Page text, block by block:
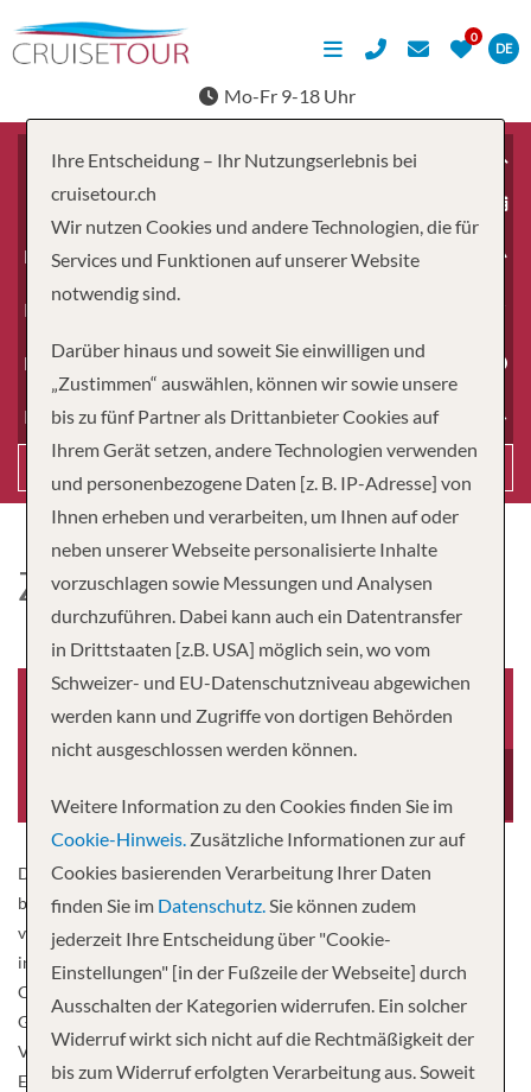
DE
Mo-Fr 9-18 Uhr
Erwachsene
Kinder
Dauer
Reiseart
ZAANDAM
Baujahr
Besatzung
Die elegante Zaandam bietet mehr Raum für maximalen Komfort
bei einer geringeren Passagierzahl. Ihre Inneneinrichtung wurde
von Musik und den fließenden Kurven der Musikinstrumente
inspiriert, darunter signierte Gitarren von Queen, Iggy Pop, Eric
Clapton und den Rolling Stones sowie eine barocke Orgel.
Genießen Sie an Bord regionale Kochvorführungen und
Verkostungen von Speisen und Weinen mit EXC Port to Table.
Erholen Sie sich im Greenhouse Spa & Salon. Freuen Sie sich über
Ihre Entscheidung – Ihr Nutzungserlebnis bei
cruisetour.ch
Wir nutzen Cookies und andere Technologien, die für
Services und Funktionen auf unserer Website
notwendig sind.
Darüber hinaus und soweit Sie einwilligen und
„Zustimmen“ auswählen, können wir sowie unsere
bis zu fünf Partner als Drittanbieter Cookies auf
Ihrem Gerät setzen, andere Technologien verwenden
und personenbezogene Daten [z. B. IP-Adresse] von
Ihnen erheben und verarbeiten, um Ihnen auf oder
neben unserer Webseite personalisierte Inhalte
vorzuschlagen sowie Messungen und Analysen
durchzuführen. Dabei kann auch ein Datentransfer
in Drittstaaten [z.B. USA] möglich sein, wo vom
Schweizer- und EU-Datenschutzniveau abgewichen
werden kann und Zugriffe von dortigen Behörden
nicht ausgeschlossen werden können.
Weitere Information zu den Cookies finden Sie im
Cookie-Hinweis. Zusätzliche Informationen zur auf
Cookies basierenden Verarbeitung Ihrer Daten
finden Sie im Datenschutz.Sie können zudem
jederzeit Ihre Entscheidung über "Cookie-
Einstellungen" [in der Fußzeile der Webseite] durch
Ausschalten der Kategorien widerrufen. Ein solcher
Widerruf wirkt sich nicht auf die Rechtmäßigkeit der
bis zum Widerruf erfolgten Verarbeitung aus. Soweit